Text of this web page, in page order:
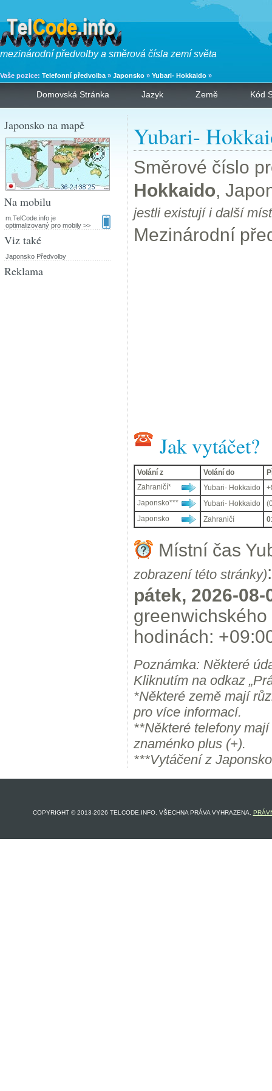
mezinárodní předvolby a směrová čísla zemí světa
Vaše pozice: Telefonní předvolba » Japonsko » Yubari- Hokkaido »
Domovská Stránka Jazyk Země Kód
Yubari-
Směrové číslo
Hokkaido,
jestli existují i další
Mezinárodní
Jak vytáčet?
Volání z Volání do
Zahraničí*
Yubari- Hokkaido
Japonsko***
Yubari- Hokkaido
Japonsko
Zahraničí
Místní čas
zobrazení této stránky):
pátek, 2026-
hodinách:
Poznámka: Některé
Kliknutím na odkaz
*Některé země mají
pro více informací.
**Některé telefony
znaménko plus (+).
***Vytáčení z
Japonsko na mapě
Na mobilu
m.TelCode.info je
optimalizovaný pro mobily >>
Viz také
Japonsko Předvolby
Reklama
COPYRIGHT © 2013-2026 TELCODE.INFO. VŠECHNA PRÁVA VYHRAZENA.